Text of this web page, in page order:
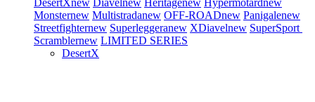
DesertXnew Diavelnew Heritagenew Hypermotardnew
Monsternew Multistradanew OFF-ROADnew Panigalenew
Streetfighternew Superleggeranew XDiavelnew SuperSport
Scramblernew LIMITED SERIES
DesertX